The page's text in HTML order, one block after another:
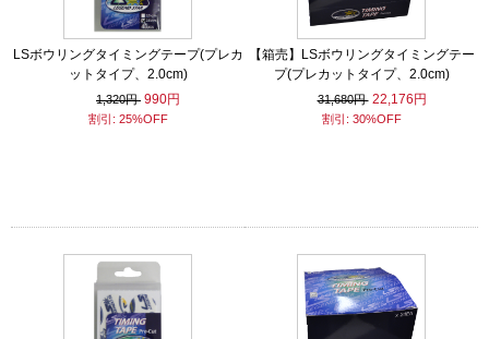
LSボウリングタイミングテープ(プレカ
ットタイプ、2.0cm)
1,320円 990円
割引: 25%OFF
【箱売】LSボウリングタイミングテー
プ(プレカットタイプ、2.0cm)
31,680円 22,176円
割引: 30%OFF